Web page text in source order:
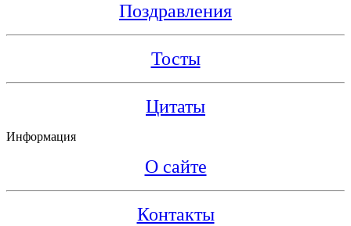
Поздравления
Тосты
Цитаты
Информация
О сайте
Контакты